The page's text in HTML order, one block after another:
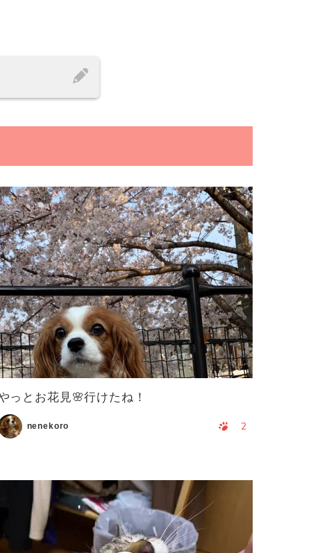
っとお花見🌸行けたね！
nenekoro 2